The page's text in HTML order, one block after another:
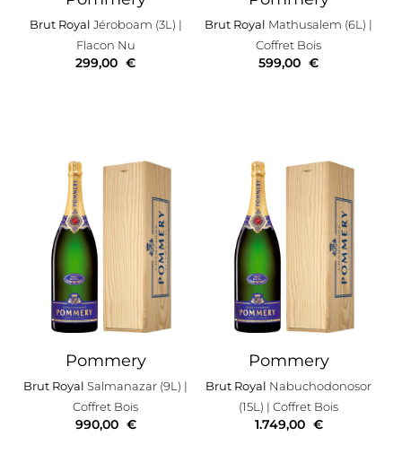
Brut Royal Jéroboam (3L) |
Flacon Nu
299,00 €
Brut Royal Mathusalem (6L) |
Coffret Bois
599,00 €
Pommery
Brut RoyalSalmanazar (9L) |
Coffret Bois
990,00 €
Pommery
Brut Royal Nabuchodonosor
(15L) | Coffret Bois
1.749,00 €